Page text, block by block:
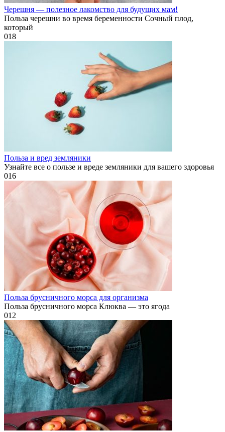
Черешня — полезное лакомство для будущих мам!
Польза черешни во время беременности Сочный плод,
который
018
Польза и вред земляники
Узнайте все о пользе и вреде земляники для вашего здоровья
016
Польза брусничного морса для организма
Польза брусничного морса Клюква — это ягода
012